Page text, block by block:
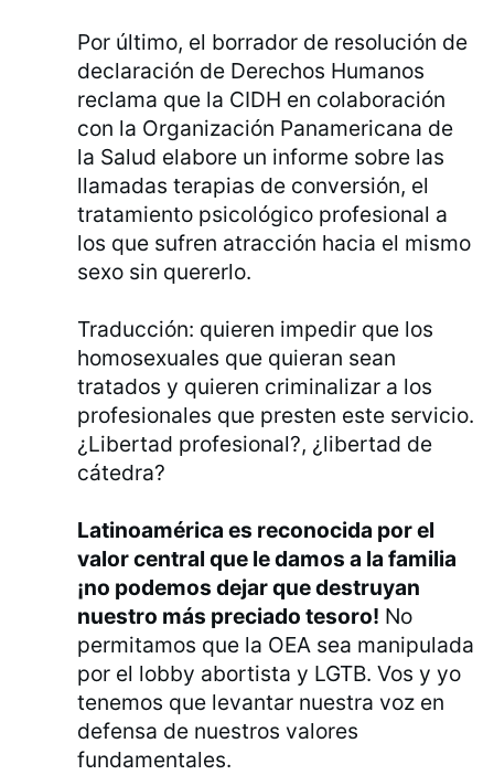
Por último, el borrador de resolución de
declaración de Derechos Humanos
reclama que la CIDH en colaboración
con la Organización Panamericana de
la Salud elabore un informe sobre las
llamadas terapias de conversión, el
tratamiento psicológico profesional a
los que sufren atracción hacia el mismo
sexo sin quererlo.
Traducción: quieren impedir que los
homosexuales que quieran sean
tratados y quieren criminalizar a los
profesionales que presten este servicio.
¿Libertad profesional?, ¿libertad de
cátedra?
Latinoamérica es reconocida por el
valor central que le damos a la familia
¡no podemos dejar que destruyan
nuestro más preciado tesoro! No
permitamos que la OEA sea manipulada
por el lobby abortista y LGTB. Vos y yo
tenemos que levantar nuestra voz en
defensa de nuestros valores
fundamentales.